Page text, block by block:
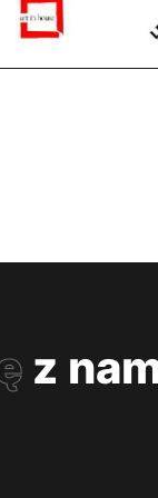
z